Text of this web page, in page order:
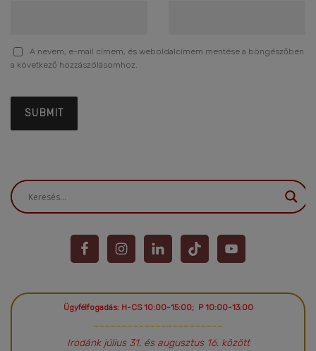
A nevem, e-mail címem, és weboldalcímem mentése a böngészőben
a következő hozzászólásomhoz.
Ügyfélfogadás: H-CS 10:00-15:00; P 10:00-13:00
~~~~~~~~~~~~~~~~~~~~~~~
Irodánk július 31. és augusztus 16. között